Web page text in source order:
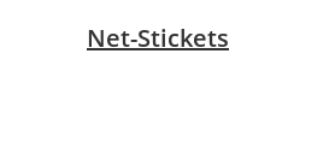
Net-Stickets